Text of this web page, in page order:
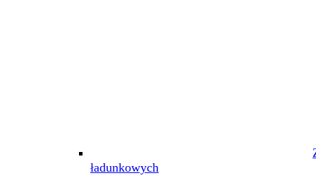
ładunkowych